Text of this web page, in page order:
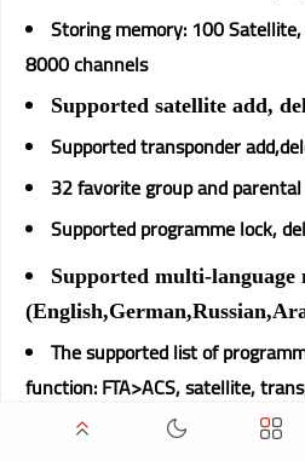
Storing memory: 100
8000 channels
Supported satellite add,
Supported transponder
32 favorite group and
Supported programme lock,
Supported multi-language
The supported list of
function: FTA>ACS, satellite,
Easy functions such as